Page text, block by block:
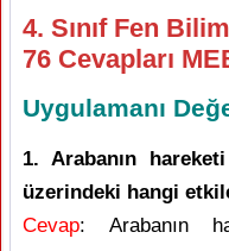
4. Sınıf Fen
76 Cevapları
Uygulamanı
1. Arabanın
üzerindeki hangi
Cevap: Arabanın